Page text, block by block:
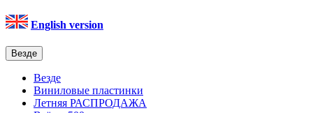
English version
Везде
Везде
Виниловые пластинки
Летняя РАСПРОДАЖА